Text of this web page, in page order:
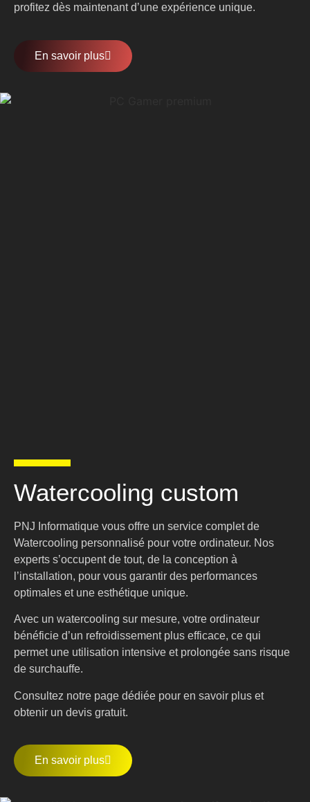
profitez dès maintenant d’une expérience unique.
En savoir plus
Watercooling custom
PNJ Informatique vous offre un service complet de
Watercooling personnalisé pour votre ordinateur. Nos
experts s’occupent de tout, de la conception à
l’installation, pour vous garantir des performances
optimales et une esthétique unique.
Avec un watercooling sur mesure, votre ordinateur
bénéficie d’un refroidissement plus efficace, ce qui
permet une utilisation intensive et prolongée sans risque
de surchauffe.
Consultez notre page dédiée pour en savoir plus et
obtenir un devis gratuit.
En savoir plus